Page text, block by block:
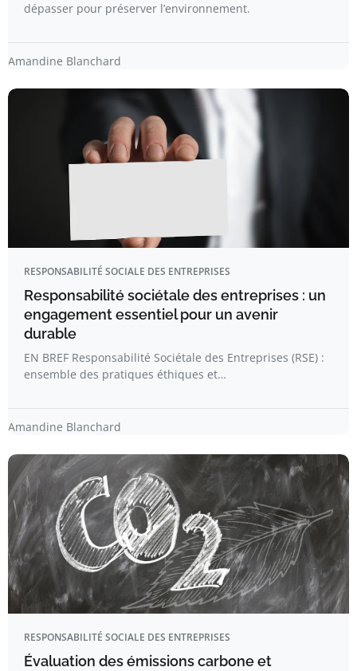
dépasser pour préserver l’environnement.
Amandine Blanchard
RESPONSABILITÉ SOCIALE DES ENTREPRISES
Responsabilité sociétale des entreprises : un
engagement essentiel pour un avenir
durable
EN BREF Responsabilité Sociétale des Entreprises (RSE) :
ensemble des pratiques éthiques et…
Amandine Blanchard
RESPONSABILITÉ SOCIALE DES ENTREPRISES
Évaluation des émissions carbone et